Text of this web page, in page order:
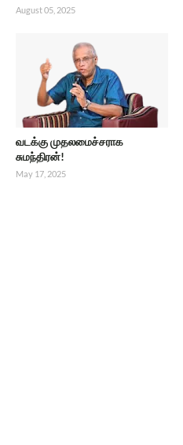
August 05, 2025
வடக்கு முதலமைச்சராக
சுமந்திரன்!
May 17, 2025